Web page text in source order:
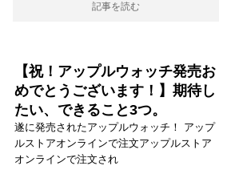
記事を読む
【祝！アップルウォッチ発売お
めでとうございます！】期待し
たい、できること3つ。
遂に発売されたアップルウォッチ！ アップ
ルストアオンラインで注文アップルストア
オンラインで注文され